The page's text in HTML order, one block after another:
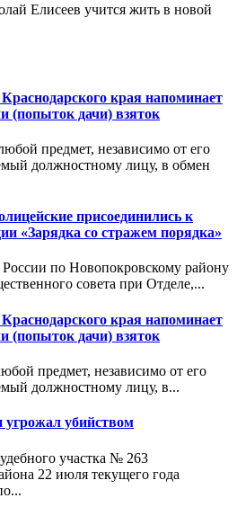
Елисеев учится жить в новой
края напоминает
(попыток дачи) взяток
предмет, независимо от его
должностному лицу, в обмен
присоединились к
«Зарядка со стражем порядка»
по Новопокровскому району
совета при Отделе,...
края напоминает
(попыток дачи) взяток
предмет, независимо от его
должностному лицу, в...
угрожал убийством
участка № 263
22 июля текущего года